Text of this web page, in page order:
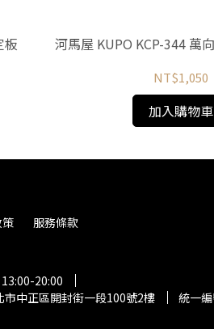
板 河馬屋 KUPO KCP-344 萬
NT$1,050
加入購物車
服務條款
20:00
市中正區開封街一段100號2樓
統一